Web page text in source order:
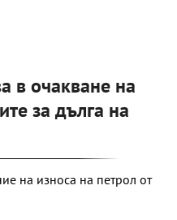
в очакване на
за дълга на
на износа на петрол от